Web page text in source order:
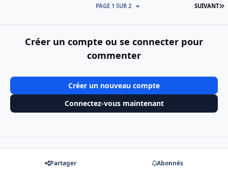
SUIVANT
PAGE 1 SUR 2
Créer un compte ou se connecter pour
commenter
Créer un nouveau compte
Connectez-vous maintenant
Partager Abonnés